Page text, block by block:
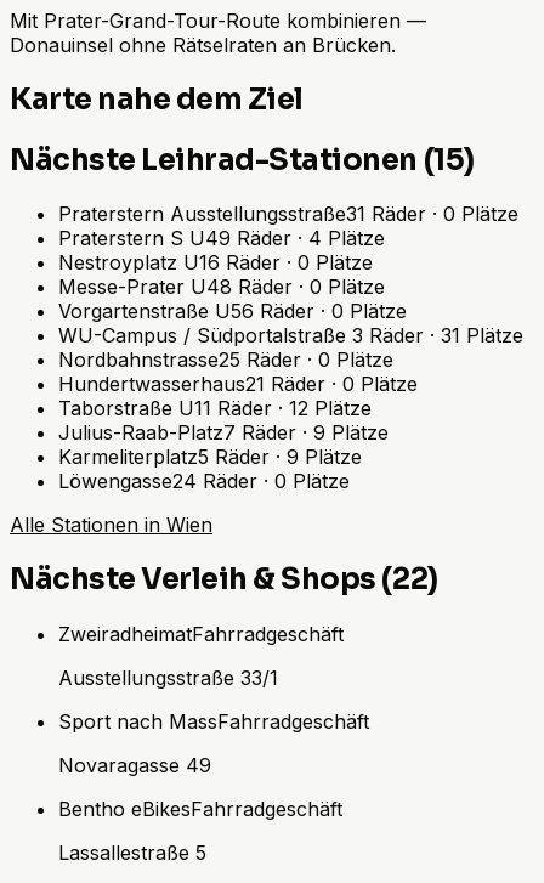
Mit Prater-Grand-Tour-Route kombinieren —
Donauinsel ohne Rätselraten an Brücken.
Karte nahe dem Ziel
Nächste Leihrad-Stationen (15)
Praterstern Ausstellungsstraße31 Räder · 0 Plätze
Praterstern S U49 Räder · 4 Plätze
Nestroyplatz U16 Räder · 0 Plätze
Messe-Prater U48 Räder · 0 Plätze
Vorgartenstraße U56 Räder · 0 Plätze
WU-Campus / Südportalstraße 3 Räder · 31 Plätze
Nordbahnstrasse25 Räder · 0 Plätze
Hundertwasserhaus21 Räder · 0 Plätze
Taborstraße U11 Räder · 12 Plätze
Julius-Raab-Platz7 Räder · 9 Plätze
Karmeliterplatz5 Räder · 9 Plätze
Löwengasse24 Räder · 0 Plätze
Alle Stationen in Wien
Nächste Verleih & Shops (22)
ZweiradheimatFahrradgeschäft
Ausstellungsstraße 33/1
Sport nach MassFahrradgeschäft
Novaragasse 49
Bentho eBikesFahrradgeschäft
Lassallestraße 5